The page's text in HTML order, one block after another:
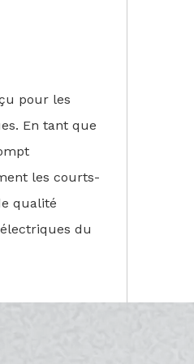
pour les
En tant que
les courts-
qualité
du